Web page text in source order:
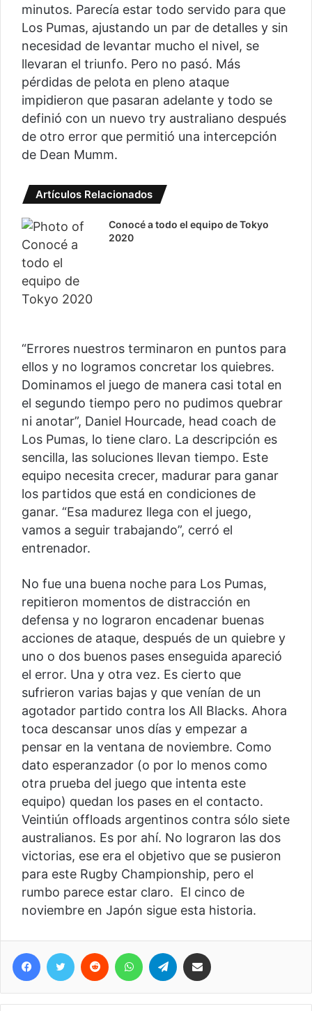
minutos. Parecía estar todo servido para que
Los Pumas, ajustando un par de detalles y sin
necesidad de levantar mucho el nivel, se
llevaran el triunfo. Pero no pasó. Más
pérdidas de pelota en pleno ataque
impidieron que pasaran adelante y todo se
definió con un nuevo try australiano después
de otro error que permitió una intercepción
de Dean Mumm.
Artículos Relacionados
Conocé a todo el equipo de Tokyo
2020
“Errores nuestros terminaron en puntos para
ellos y no logramos concretar los quiebres.
Dominamos el juego de manera casi total en
el segundo tiempo pero no pudimos quebrar
ni anotar”, Daniel Hourcade, head coach de
Los Pumas, lo tiene claro. La descripción es
sencilla, las soluciones llevan tiempo. Este
equipo necesita crecer, madurar para ganar
los partidos que está en condiciones de
ganar. “Esa madurez llega con el juego,
vamos a seguir trabajando”, cerró el
entrenador.
No fue una buena noche para Los Pumas,
repitieron momentos de distracción en
defensa y no lograron encadenar buenas
acciones de ataque, después de un quiebre y
uno o dos buenos pases enseguida apareció
el error. Una y otra vez. Es cierto que
sufrieron varias bajas y que venían de un
agotador partido contra los All Blacks. Ahora
toca descansar unos días y empezar a
pensar en la ventana de noviembre. Como
dato esperanzador (o por lo menos como
otra prueba del juego que intenta este
equipo) quedan los pases en el contacto.
Veintiún offloads argentinos contra sólo siete
australianos. Es por ahí. No lograron las dos
victorias, ese era el objetivo que se pusieron
para este Rugby Championship, pero el
rumbo parece estar claro. El cinco de
noviembre en Japón sigue esta historia.
Telegram